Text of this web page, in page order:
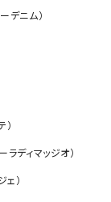
デニム）
）
ディマッジオ）
ェ）